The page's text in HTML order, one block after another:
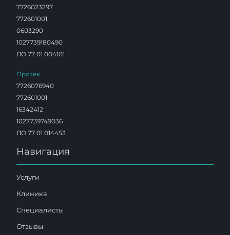
7726023297
772601001
0603290
1027739180490
ЛО 77 01 004101
Протек
7726076940
772601001
16342412
1027739749036
ЛО 77 01 014453
Навигация
Услуги
Клиника
Специалисты
Отзывы